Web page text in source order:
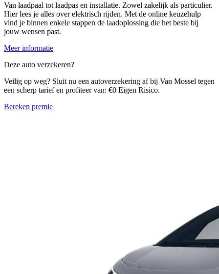
Van laadpaal tot laadpas en installatie. Zowel zakelijk als particulier.
Hier lees je alles over elektrisch rijden. Met de online keuzehulp
vind je binnen enkele stappen de laadoplossing die het beste bij
jouw wensen past.
Meer informatie
Deze auto verzekeren?
Veilig op weg? Sluit nu een autoverzekering af bij Van Mossel tegen
een scherp tarief en profiteer van: €0 Eigen Risico.
Bereken premie